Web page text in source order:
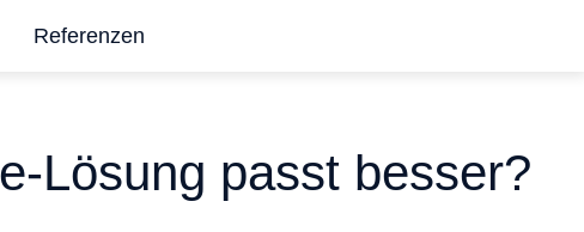
Referenzen
Lösung passt besser?